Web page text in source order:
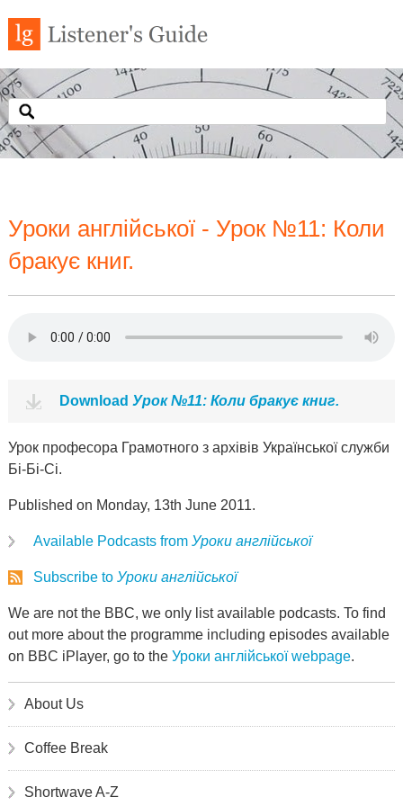
Уроки англійської - Урок №11: Коли
бракує книг.
Download Урок №11: Коли бракує книг.
Урок професора Грамотного з архівів Української служби
Бі-Бі-Сі.
Published on Monday, 13th June 2011.
Available Podcasts from Уроки англійської
Subscribe to Уроки англійської
We are not the BBC, we only list available podcasts. To find
out more about the programme including episodes available
on BBC iPlayer, go to the Уроки англійської webpage.
About Us
Coffee Break
Shortwave A-Z